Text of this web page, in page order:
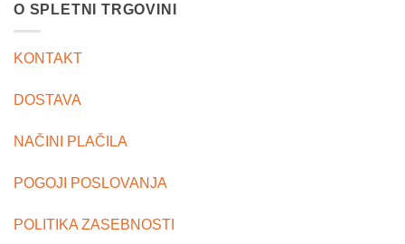
O SPLETNI TRGOVINI
KONTAKT
DOSTAVA
NAČINI PLAČILA
POGOJI POSLOVANJA
POLITIKA ZASEBNOSTI